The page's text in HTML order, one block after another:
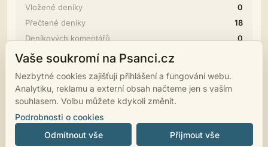
Vložené deníky
0
Přečtené deníky
18
Deníkových komentářů
0
Diskuze
Příspěvků
Vaše soukromí na Psanci.cz
Nezbytné cookies zajišťují přihlášení a fungování webu.
Analytiku, reklamu a externí obsah načteme jen s vaším
souhlasem. Volbu můžete kdykoli změnit.
Podrobnosti o cookies
Odmítnout vše
Přijmout vše